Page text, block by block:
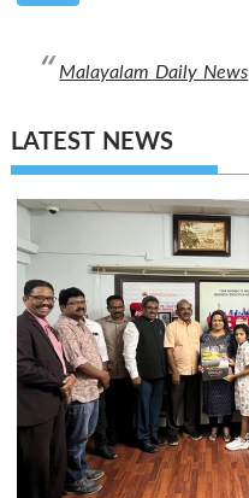
Malayalam Daily News
LATEST NEWS